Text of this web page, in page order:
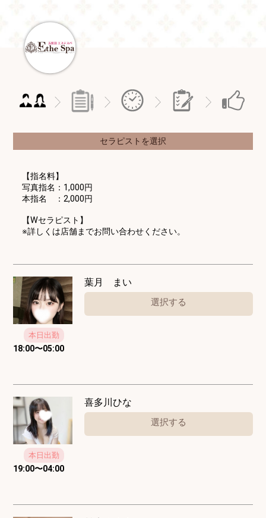
セラピストを選択
【指名料】
写真指名：1,000円
本指名 ：2,000円
【Wセラピスト】
※詳しくは店舗までお問い合わせください。
本日出勤
18:00〜05:00
葉月 まい
選択する
本日出勤
19:00〜04:00
喜多川ひな
選択する